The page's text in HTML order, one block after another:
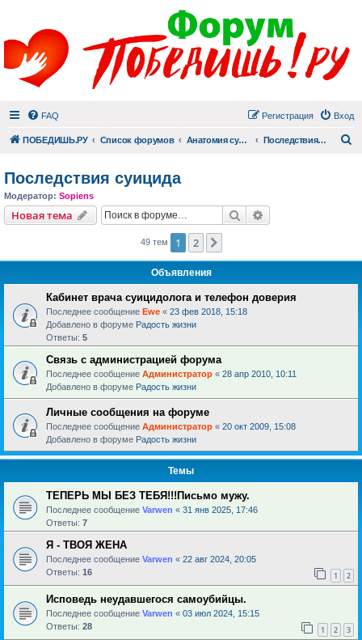
FAQ Вход
Регистрация
ПОБЕДИШЬ.РУ Список форумов Анатомия суицида Последствия суицида
Последствия суицида
Модератор: Sopiens
Новая тема Поиск
49 тем 1 2
Объявления
Кабинет врача суицидолога и телефон доверия
Последнее сообщение Ewe « 23 фев 2018, 15:18
Добавлено в форуме Радость жизни
Ответы: 5
Связь с администрацией форума
Последнее сообщение Администратор « 28 апр 2010, 10:11
Добавлено в форуме Радость жизни
Личные сообщения на форуме
Последнее сообщение Администратор « 20 окт 2009, 15:08
Добавлено в форуме Радость жизни
Темы
ТЕПЕРЬ МЫ БЕЗ ТЕБЯ!!!Письмо мужу.
Последнее сообщение Varwen « 31 янв 2025, 17:46
Ответы: 7
Я - ТВОЯ ЖЕНА
Последнее сообщение Varwen « 22 авг 2024, 20:05
Ответы: 16 1 2
Исповедь неудавшегося самоубийцы.
Последнее сообщение Varwen « 03 июл 2024, 15:15
Ответы: 28 1 2 3